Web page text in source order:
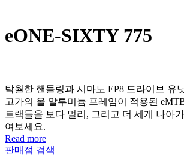
eONE-SIXTY 775
탁월한 핸들링과 시마노 EP8 드라이브 유
고가의 올 알루미늄 프레임이 적용된
트랙들을 보다 멀리, 그리고 더 세게 나아
여보세요.
Read more
판매점 검색